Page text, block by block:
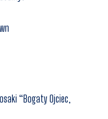
“Bogaty Ojciec,